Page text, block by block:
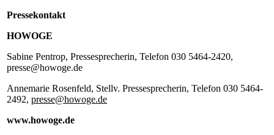
Pressekontakt
HOWOGE
Sabine Pentrop, Pressesprecherin, Telefon 030 5464-2420,
presse@howoge.de
Annemarie Rosenfeld, Stellv. Pressesprecherin, Telefon 030 5464-
2492, presse@howoge.de
www.howoge.de